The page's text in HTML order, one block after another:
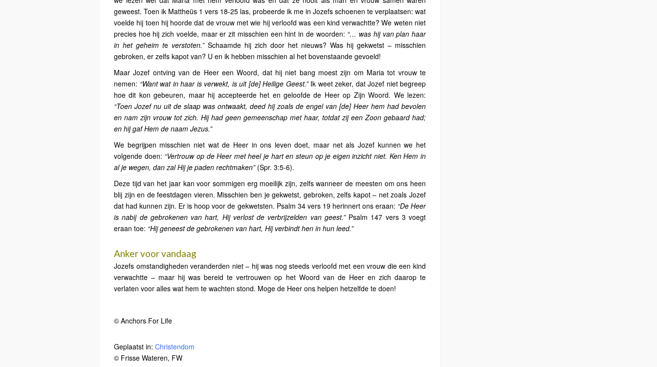
geweest. Toen ik Mattheüs 1 vers 18-25 las, probeerde ik me in Jozefs schoenen te verplaatsen: wat
voelde hij toen hij hoorde dat de vrouw met wie hij verloofd was een kind verwachtte? We weten niet
precies hoe hij zich voelde, maar er zit misschien een hint in de woorden: “… was hij van plan haar
in het geheim te verstoten.”Schaamde hij zich door het nieuws? Was hij gekwetst – misschien
gebroken, er zelfs kapot van? U en ik hebben misschien al het bovenstaande gevoeld!
Maar Jozef ontving van de Heer een Woord, dat hij niet bang moest zijn om Maria tot vrouw te
nemen: “Want wat in haar is verwekt, is uit [de] Heilige Geest.”Ik weet zeker, dat Jozef niet begreep
hoe dit kon gebeuren, maar hij accepteerde het en geloofde de Heer op Zijn Woord. We lezen:
“Toen Jozef nu uit de slaap was ontwaakt, deed hij zoals de engel van [de] Heer hem had bevolen
en nam zijn vrouw tot zich. Hij had geen gemeenschap met haar, totdat zij een Zoon gebaard had;
en hij gaf Hem de naam Jezus.”
We begrijpen misschien niet wat de Heer in ons leven doet, maar net als Jozef kunnen we het
volgende doen: “Vertrouw op de Heer met heel je hart en steun op je eigen inzicht niet. Ken Hem in
al je wegen, dan zal Hij je paden rechtmaken”(Spr. 3:5-6).
Deze tijd van het jaar kan voor sommigen erg moeilijk zijn, zelfs wanneer de meesten om ons heen
blij zijn en de feestdagen vieren. Misschien ben je gekwetst, gebroken, zelfs kapot – net zoals Jozef
dat had kunnen zijn. Er is hoop voor de gekwetsten. Psalm 34 vers 19 herinnert ons eraan: “De Heer
is nabij de gebrokenen van hart, Hij verlost de verbrijzelden van geest.”Psalm 147 vers 3 voegt
eraan toe: “Hij geneest de gebrokenen van hart, Hij verbindt hen in hun leed.”
Anker voor vandaag
Jozefs omstandigheden veranderden niet – hij was nog steeds verloofd met een vrouw die een kind
verwachtte – maar hij was bereid te vertrouwen op het Woord van de Heer en zich daarop te
verlaten voor alles wat hem te wachten stond. Moge de Heer ons helpen hetzelfde te doen!
© Anchors For Life
Geplaatst in: Christendom
© Frisse Wateren, FW